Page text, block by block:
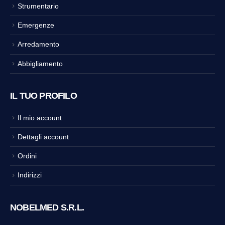
Strumentario
Emergenze
Arredamento
Abbigliamento
IL TUO PROFILO
Il mio account
Dettagli account
Ordini
Indirizzi
NOBELMED S.R.L.